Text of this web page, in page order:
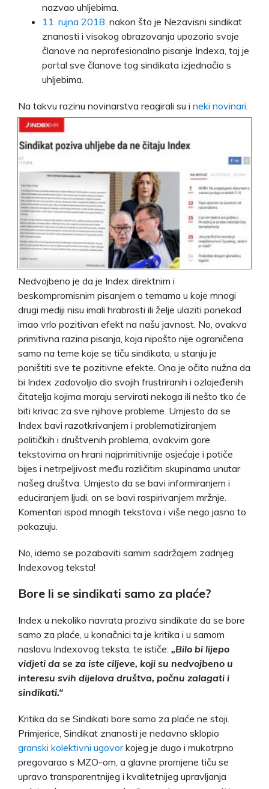
nazvao uhljebima.
11. rujna 2018. nakon što je Nezavisni sindikat
znanosti i visokog obrazovanja upozorio svoje
članove na neprofesionalno pisanje Indexa, taj je
portal sve članove tog sindikata izjednačio s
uhljebima.
Na takvu razinu novinarstva reagirali su i neki novinari
Nedvojbeno je da je Index direktnim i
beskompromisnim pisanjem o temama u koje mnogi
drugi mediji nisu imali hrabrosti ili želje ulaziti ponekad
imao vrlo pozitivan efekt na našu javnost. No, ovakva
primitivna razina pisanja, koja nipošto nije ograničena
samo na teme koje se tiču sindikata, u stanju je
poništiti sve te pozitivne efekte. Ona je očito nužna da
bi Index zadovoljio dio svojih frustriranih i ozlojeđenih
čitatelja kojima moraju servirati nekoga ili nešto tko će
biti krivac za sve njihove probleme. Umjesto da se
Index bavi razotkrivanjem i problematiziranjem
političkih i društvenih problema, ovakvim gore
tekstovima on hrani najprimitivnije osjećaje i potiče
bijes i netrpeljivost među različitim skupinama unutar
našeg društva. Umjesto da se bavi informiranjem i
educiranjem ljudi, on se bavi raspirivanjem mržnje.
Komentari ispod mnogih tekstova i više nego jasno to
pokazuju.
No, idemo se pozabaviti samim sadržajem zadnjeg
Indexovog teksta!
Bore li se sindikati samo za plaće?
Index u nekoliko navrata proziva sindikate da se bore
samo za plaće, u konačnici ta je kritika i u samom
naslovu Indexovog teksta, te ističe: „Bilo bi lijepo
vidjeti da se za iste ciljeve, koji su nedvojbeno u
interesu svih dijelova društva, počnu zalagati i
sindikati.“
Kritika da se Sindikati bore samo za plaće ne stoji.
Primjerice, Sindikat znanosti je nedavno sklopio
granski kolektivni ugovorkojeg je dugo i mukotrpno
pregovarao s MZO-om, a glavne promjene tiču se
upravo transparentnijeg i kvalitetnijeg upravljanja